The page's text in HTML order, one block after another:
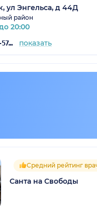
ул Энгельса, д 44Д
район
20:00
+7 (351) 200-57-54 показать
Средний рейтинг
Санта на Свободы